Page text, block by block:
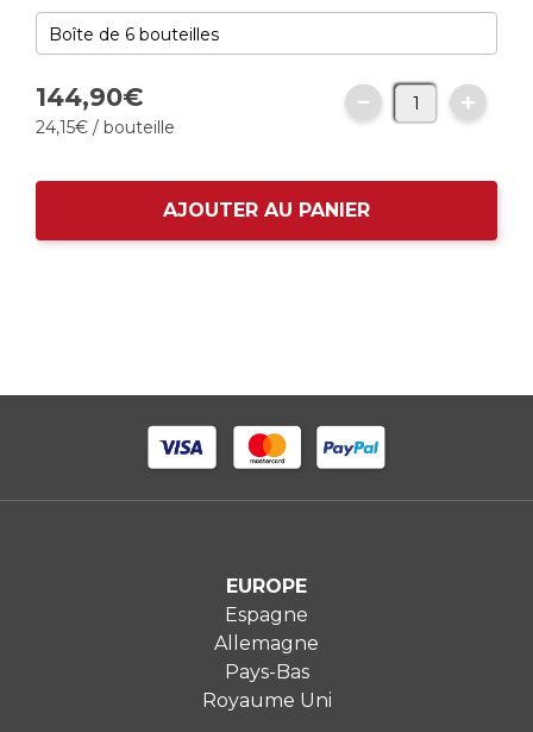
144,90€
24,15€ / bouteille
AJOUTER AU PANIER
EUROPE
Espagne
Allemagne
Pays-Bas
Royaume Uni